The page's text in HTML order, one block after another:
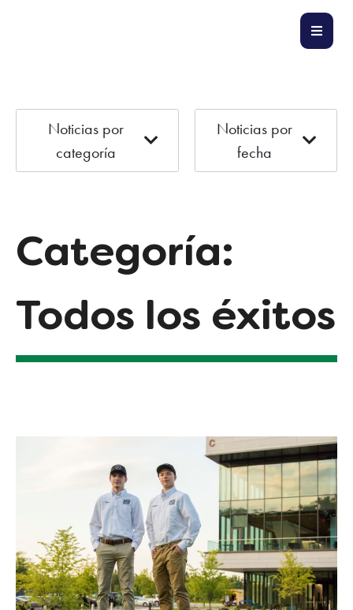
Noticias por
categoría
Noticias por
fecha
Categoría:
Todos los éxitos